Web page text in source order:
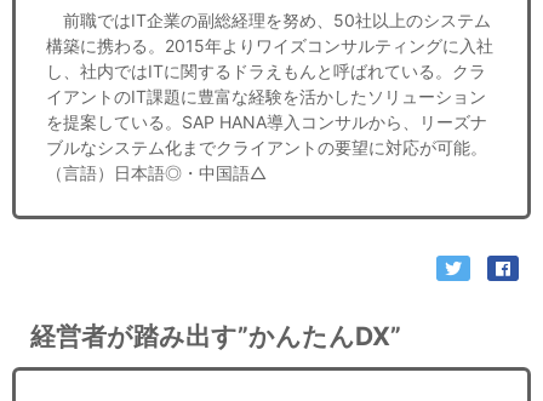
前職ではIT企業の副総経理を努め、50社以上のシステム
構築に携わる。2015年よりワイズコンサルティングに入社
し、社内ではITに関するドラえもんと呼ばれている。クラ
イアントのIT課題に豊富な経験を活かしたソリューション
を提案している。SAP HANA導入コンサルから、リーズナ
ブルなシステム化までクライアントの要望に対応が可能。
（言語）日本語◎・中国語△
経営者が踏み出す”かんたんDX”